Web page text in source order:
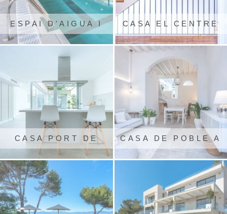
ESPAI D'AIGUA I
SALUT D'ARBÚCIES
CASA EL CENTRE
DE POLLENÇA
CASA PORT DE
SÓLLER
CASA DE POBLE A
SÓLLER